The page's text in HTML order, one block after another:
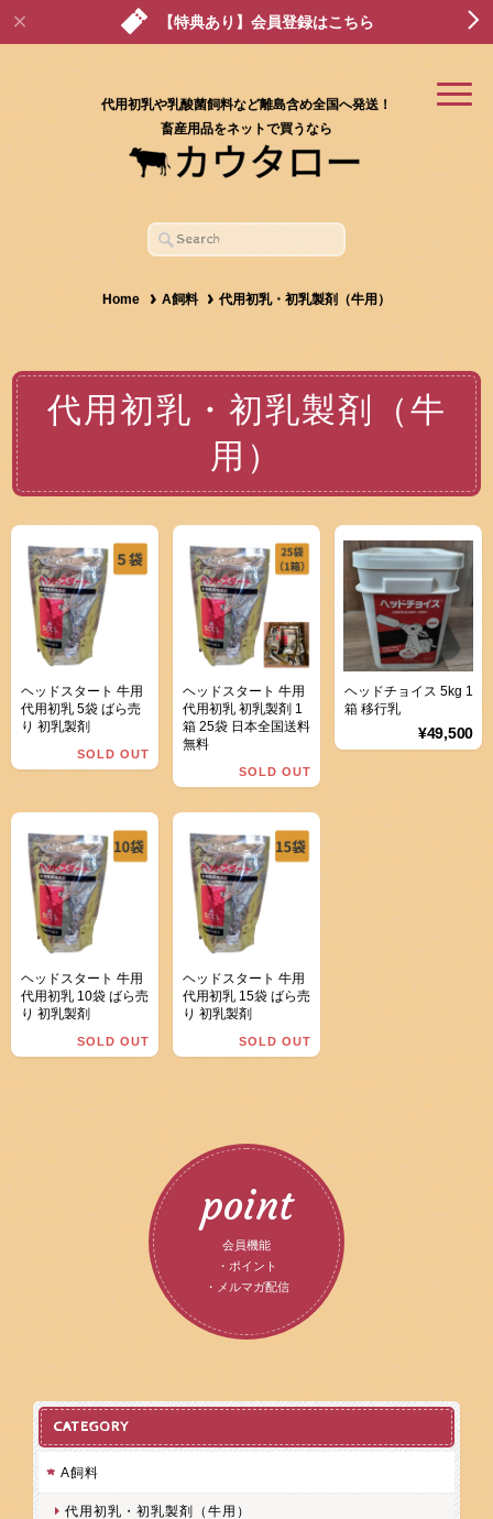
【特典あり】会員登録はこちら
代用初乳や乳酸菌飼料など離島含め全国へ発送！
畜産用品をネットで買うなら
Home A飼料 代用初乳・初乳製剤（牛用）
代用初乳・初乳製剤（牛
用）
ヘッドスタート 牛用
代用初乳 5袋 ばら売
り 初乳製剤
SOLD OUT
ヘッドスタート 牛用
代用初乳 初乳製剤 1
箱 25袋 日本全国送料
無料
SOLD OUT
ヘッドチョイス 5kg 1
箱 移行乳
¥49,500
ヘッドスタート 牛用
代用初乳 10袋 ばら売
り 初乳製剤
SOLD OUT
ヘッドスタート 牛用
代用初乳 15袋 ばら売
り 初乳製剤
SOLD OUT
point
会員機能
・ポイント
・メルマガ配信
CATEGORY
A飼料
代用初乳・初乳製剤（牛用）